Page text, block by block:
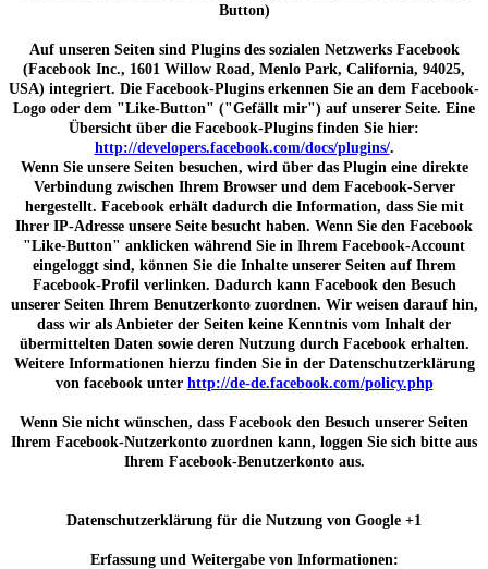
Button)
Auf unseren Seiten sind Plugins des sozialen Netzwerks Facebook
(Facebook Inc., 1601 Willow Road, Menlo Park, California, 94025,
USA) integriert. Die Facebook-Plugins erkennen Sie an dem Facebook-
Logo oder dem "Like-Button" ("Gefällt mir") auf unserer Seite. Eine
Übersicht über die Facebook-Plugins finden Sie hier:
http://developers.facebook.com/docs/plugins/.
Wenn Sie unsere Seiten besuchen, wird über das Plugin eine direkte
Verbindung zwischen Ihrem Browser und dem Facebook-Server
hergestellt. Facebook erhält dadurch die Information, dass Sie mit
Ihrer IP-Adresse unsere Seite besucht haben. Wenn Sie den Facebook
"Like-Button" anklicken während Sie in Ihrem Facebook-Account
eingeloggt sind, können Sie die Inhalte unserer Seiten auf Ihrem
Facebook-Profil verlinken. Dadurch kann Facebook den Besuch
unserer Seiten Ihrem Benutzerkonto zuordnen. Wir weisen darauf hin,
dass wir als Anbieter der Seiten keine Kenntnis vom Inhalt der
übermittelten Daten sowie deren Nutzung durch Facebook erhalten.
Weitere Informationen hierzu finden Sie in der Datenschutzerklärung
von facebook unter http://de-de.facebook.com/policy.php
Wenn Sie nicht wünschen, dass Facebook den Besuch unserer Seiten
Ihrem Facebook-Nutzerkonto zuordnen kann, loggen Sie sich bitte aus
Ihrem Facebook-Benutzerkonto aus.
Datenschutzerklärung für die Nutzung von Google +1
Erfassung und Weitergabe von Informationen: